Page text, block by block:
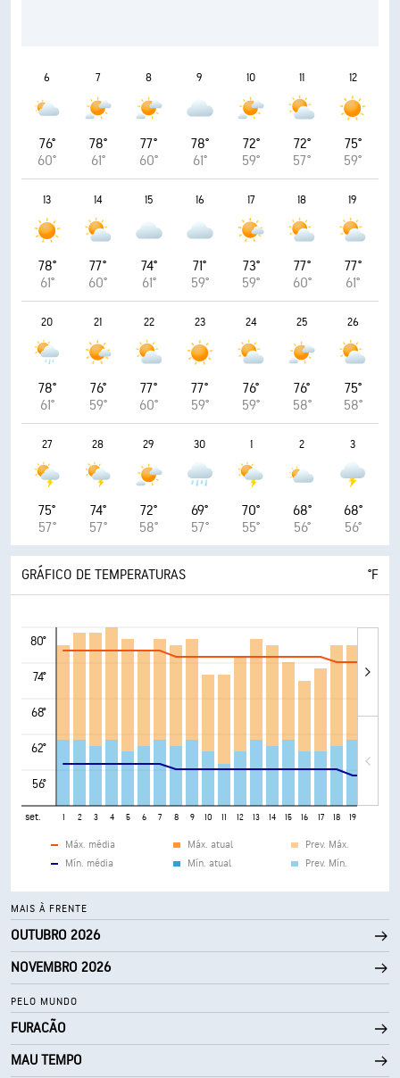
6
76°
60°
7
78°
61°
8
77°
60°
9
78°
61°
10
72°
59°
11
72°
57°
12
75°
59°
13
78°
61°
14
77°
60°
15
74°
61°
16
71°
59°
17
73°
59°
18
77°
60°
19
77°
61°
20
78°
61°
21
76°
59°
22
77°
60°
23
77°
59°
24
76°
59°
25
76°
58°
26
75°
58°
27
75°
57°
28
74°
57°
29
72°
58°
30
69°
57°
1
70°
55°
2
68°
56°
3
68°
56°
GRÁFICO DE TEMPERATURAS °F
80°
74°
68°
62°
56°
set. 1 2 3 4 5 6 7 8 9 10 11 12 13 14 15 16 17 18 19
Máx. média
Mín. média
Máx. atual
Mín. atual
Prev. Máx.
Prev. Mín.
MAIS À FRENTE
OUTUBRO 2026
NOVEMBRO 2026
PELO MUNDO
FURACÃO
MAU TEMPO